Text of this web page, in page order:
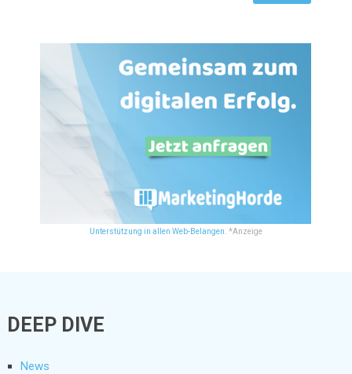
Unterstützung in allen Web-Belangen. *Anzeige
DEEP DIVE
News